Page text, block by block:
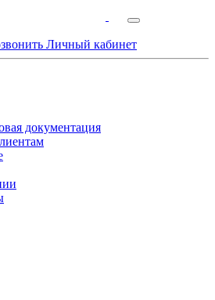
Личный кабинет
документация